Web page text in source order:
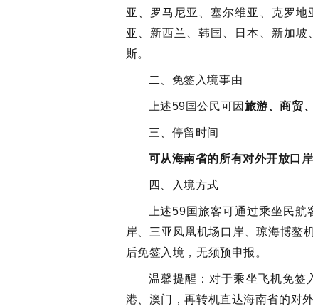
亚、罗马尼亚、塞尔维亚、克罗
亚、新西兰、韩国、日本、新加
斯。
二、免签入境事由
上述59国公民可因 旅游、商贸
三、停留时间
可从海南省的所有对外开放口
四、入境方式
上述59国旅客可通过乘坐民
岸、三亚凤凰机场口岸、琼海博鳌
后免签入境，无须预申报。
温馨提醒：对于乘坐飞机免签
港、澳门，再转机直达海南省的对